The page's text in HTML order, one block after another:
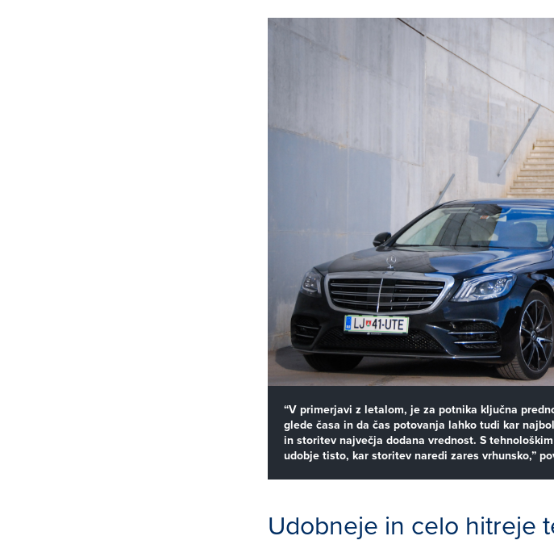
“V primerjavi z letalom, je za potnika ključna
glede časa in da čas potovanja lahko tudi kar
in storitev največja dodana vrednost. S
udobje tisto, kar storitev naredi zares vrhunsko,”
Udobneje in celo hitreje